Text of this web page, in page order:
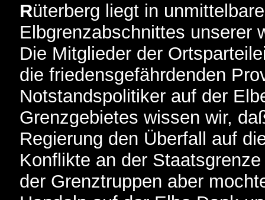
Rüterberg liegt in
Elbgrenzabschnittes unserer
Die Mitglieder der
die friedensgefährdenden
Notstandspolitiker auf der
Grenzgebietes wissen wir,
Regierung den Überfall auf
Konflikte an der
der Grenztruppen aber